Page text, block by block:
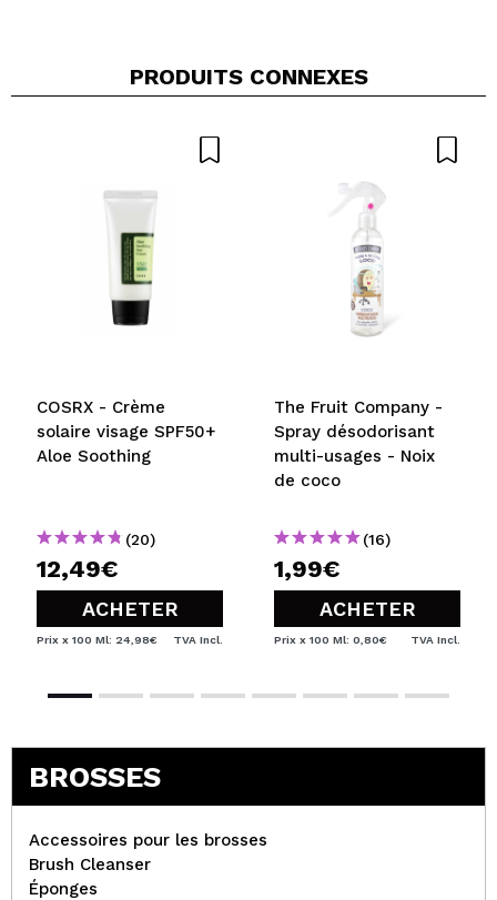
superbe pinceau si vous recherchez un pinceau
Recommandez-vous cet achat?
Répondre
Recommandez-vous cet achat?
Hace 10 años Utile Répondre
Mama Syca Beauté
http://www.mamasycabeaute.com/2015/02/revue-
ma-1ere-commande-maquillalia-et.html
Recommandez-vous cet achat?
|Hace 11 años Utile Répondre
PRODUITS CONNEXES
COSRX - Crème
solaire visage SPF50+
Aloe Soothing
(20)
12,49€
ACHETER
Prix x 100 Ml: 24,98€ TVA Incl.
The Fruit Company -
Spray désodorisant
multi-usages - Noix
de coco
(16)
1,99€
ACHETER
Prix x 100 Ml: 0,80€ TVA Incl.
BROSSES
Accessoires pour les brosses
Brush Cleanser
Éponges